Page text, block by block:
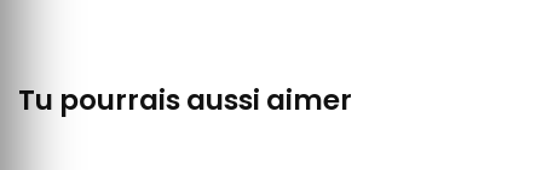
Tu pourrais aussi aimer